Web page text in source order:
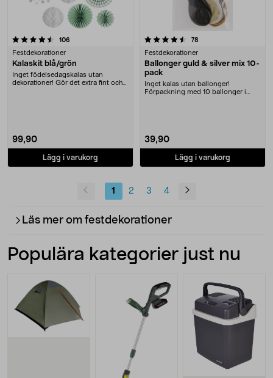
106
Festdekorationer
Kalaskit blå/grön
Inget födelsedagskalas utan
dekorationer! Gör det extra fint och
99,90
Lägg i varukorg
4.5 av 5 stjärnor 78
Festdekorationer
Ballonger guld & silver mix 10-
pack
Inget kalas utan ballonger!
Förpackning med 10 ballonger i
39,90
Lägg i varukorg
1 2 3 4
Läs mer om festdekorationer
Populära kategorier just nu